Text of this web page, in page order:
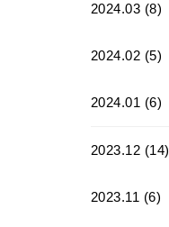
2024.03 (8)
2024.02 (5)
2024.01 (6)
2023.12 (14)
2023.11 (6)